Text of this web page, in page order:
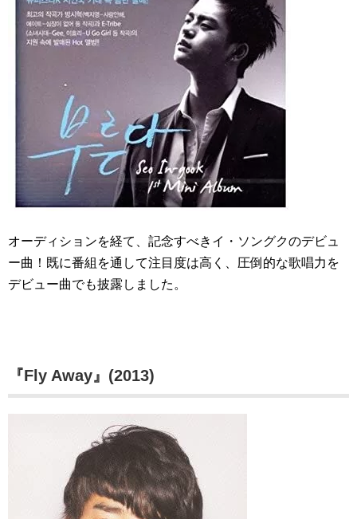
オーディションを経て、記念すべきイ・ソングクのデビュ
ー曲！既に番組を通して注目度は高く、圧倒的な歌唱力を
デビュー曲でも披露しました。
『Fly Away』(2013)